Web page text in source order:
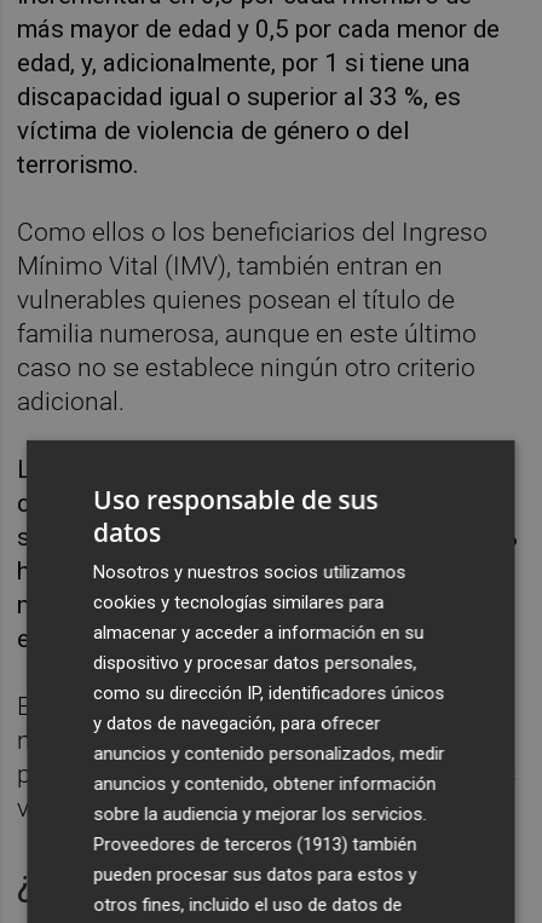
más mayor de edad y 0,5 por cada menor de
edad, y, adicionalmente, por 1 si tiene una
discapacidad igual o superior al 33 %, es
víctima de violencia de género o del
terrorismo.
Como ellos o los beneficiarios del Ingreso
Mínimo Vital (IMV), también entran en
vulnerables quienes posean el título de
familia numerosa, aunque en este último
caso no se establece ningún otro criterio
adicional.
Lo contrario ocurre con la categoría de
consumidor vulnerable severo, sobre la que
se aplica un 40 % de descuento -o de un 80 %
hasta finales de año con motivo de las
medidas puestas en marcha para paliar los
efectos de la crisis energética-.
En este caso, si se tiene el título de familia
numerosa, la unidad de convivencia debe
percibir una renta anual igual o inferior a dos
veces el IPREM de 14 pagas, 16.800 euros.
¿De dónde viene la polémica?
Uso responsable de sus
datos
Nosotros y nuestros socios utilizamos
cookies y tecnologías similares para
almacenar y acceder a información en su
dispositivo y procesar datos personales,
como su dirección IP, identificadores únicos
y datos de navegación, para ofrecer
anuncios y contenido personalizados, medir
anuncios y contenido, obtener información
sobre la audiencia y mejorar los servicios.
Proveedores de terceros (1913) también
pueden procesar sus datos para estos y
otros fines, incluido el uso de datos de